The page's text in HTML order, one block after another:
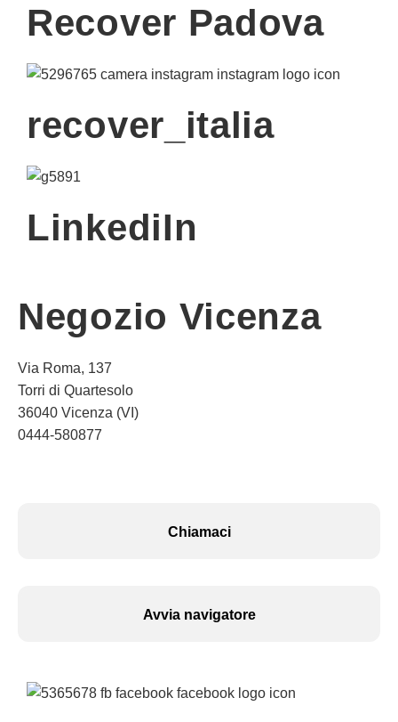
Recover Padova
recover_italia
LinkediIn
Negozio Vicenza
Via Roma, 137
Torri di Quartesolo
36040 Vicenza (VI)
0444-580877
Chiamaci
Avvia navigatore